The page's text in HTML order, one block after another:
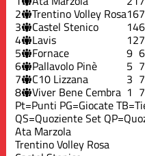
2 Trentino Volley Rosa167
3 Castel Stenico 146
4 Lavis 127
5 Fornace 9 6
6 Pallavolo Pinè 5 7
7 C10 Lizzana 3 7
8 Viver Bene Cembra 1 7
Pt=Punti PG=Giocate
QS=Quoziente Set
Ata Marzola
Trentino Volley Rosa